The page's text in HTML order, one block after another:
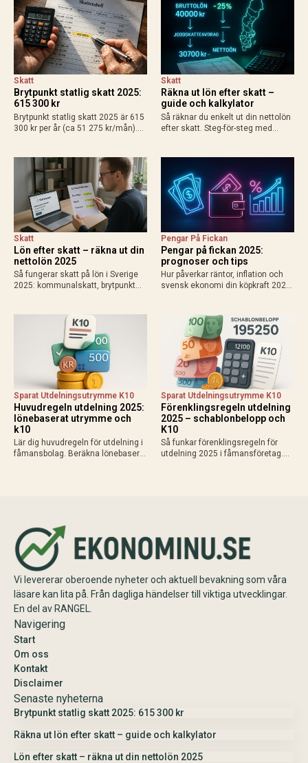
Brytpunkt statlig skatt 2025:
615 300 kr
Skatt
Brytpunkt statlig skatt 2025 är 615
300 kr per år (ca 51 275 kr/mån).
löntagare och pensionärer. Så
påverkas din plånbok!
Räkna ut lön efter skatt –
guide och kalkylator
Skatt
Så räknar du enkelt ut din nettolön
efter skatt. Steg-för-steg med
resultat 2025.
Lön efter skatt – räkna ut din
nettolön 2025
Skatt
Så fungerar skatt på lön i Sverige
2025: kommunalskatt, brytpunkt
Exempel, kalkylatorer och tips för
att räkna ut vad du får…
Pengar på fickan 2025:
prognoser och tips
Pengar På Fickan
Hur påverkar räntor, inflation och
svensk ekonomi din köpkraft 2025?
praktiska tips för att maximera
disponibel inkomst.
Huvudregeln utdelning 2025:
lönebaserat utrymme och
k10
Sparat Utdelningsutrymme K10
Lär dig huvudregeln för utdelning i
fåmansbolag. Beräkna lönebaserat
Förenklingsregeln utdelning
2025 – schablonbelopp och
K10
Sparat Utdelningsutrymme K10
Så funkar förenklingsregeln för
utdelning 2025 i fåmansföretag.
Vi levererar oberoende nyheter och aktuell bevakning som våra
läsare kan lita på. Från dagliga händelser till viktiga utvecklingar.
En del av RANGEL.
Navigering
Start
Om oss
Kontakt
Disclaimer
Senaste nyheterna
Brytpunkt statlig skatt 2025: 615 300 kr
Räkna ut lön efter skatt – guide och kalkylator
Lön efter skatt – räkna ut din nettolön 2025